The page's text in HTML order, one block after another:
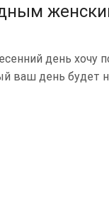
день
день будет